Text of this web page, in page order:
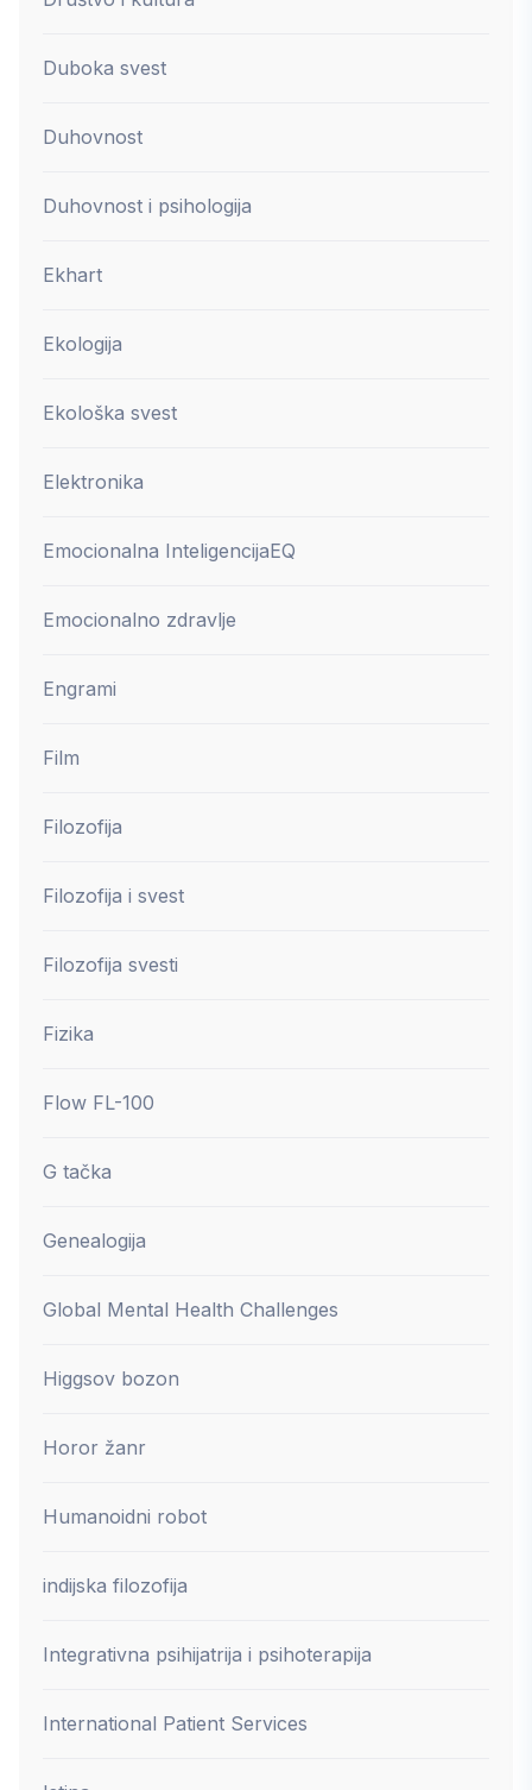
Duboka svest
Duhovnost
Duhovnost i psihologija
Ekhart
Ekologija
Ekološka svest
Elektronika
Emocionalna InteligencijaEQ
Emocionalno zdravlje
Engrami
Film
Filozofija
Filozofija i svest
Filozofija svesti
Fizika
Flow FL-100
G tačka
Genealogija
Global Mental Health Challenges
Higgsov bozon
Horor žanr
Humanoidni robot
indijska filozofija
Integrativna psihijatrija i psihoterapija
International Patient Services